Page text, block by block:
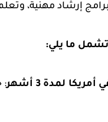
إرشاد مهنية،
لمدة 3 أشهر
: